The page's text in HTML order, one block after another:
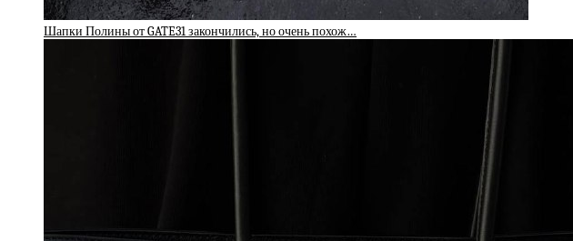
Шапки Полины от GATE31 закончились, но очень похож…